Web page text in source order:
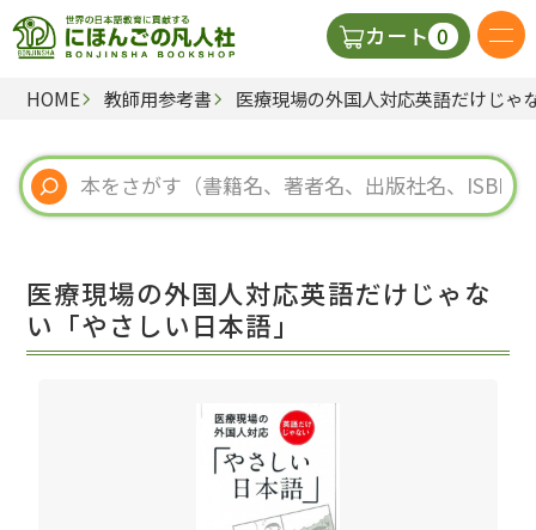
カート 0
日本語の教科書
視聴覚・補助教材
教師用参考書
HOME 教師用参考書 医療現場の外国人対応英語だけじゃ
医療現場の外国人対応英語だけじゃな
い「やさしい日本語」